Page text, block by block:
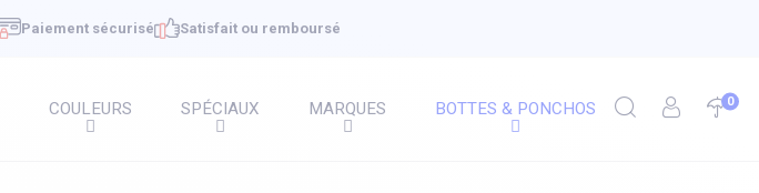
Paiement sécurisé Satisfait ou remboursé
0
COULEURS SPÉCIAUX MARQUES BOTTES & PONCHOS